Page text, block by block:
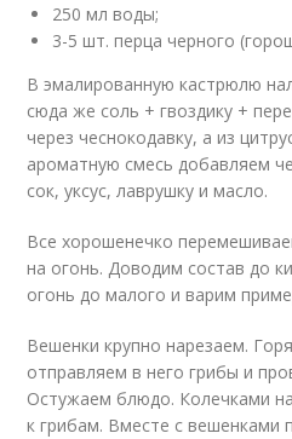
250 мл воды;
3-5 шт. перца черного
В эмалированную кастрюлю
сюда же соль + гвоздику +
через чеснокодавку, а из
ароматную смесь добавляем
сок, уксус, лаврушку и масло.
Все хорошенечко
на огонь. Доводим состав до
огонь до малого и варим
Вешенки крупно нарезаем.
отправляем в него грибы и
Остужаем блюдо. Колечками
к грибам. Вместе с вешенками